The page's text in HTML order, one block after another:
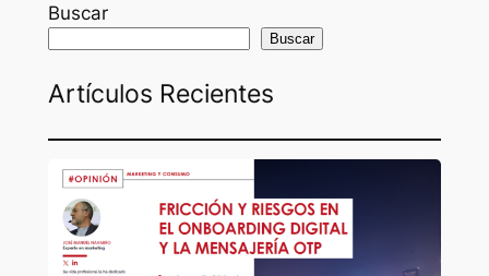
Buscar
Buscar
Artículos Recientes